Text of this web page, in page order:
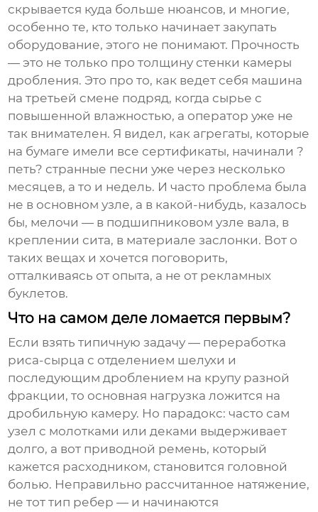
скрывается куда больше нюансов, и многие,
особенно те, кто только начинает закупать
оборудование, этого не понимают. Прочность
— это не только про толщину стенки камеры
дробления. Это про то, как ведет себя машина
на третьей смене подряд, когда сырье с
повышенной влажностью, а оператор уже не
так внимателен. Я видел, как агрегаты, которые
на бумаге имели все сертификаты, начинали ?
петь? странные песни уже через несколько
месяцев, а то и недель. И часто проблема была
не в основном узле, а в какой-нибудь, казалось
бы, мелочи — в подшипниковом узле вала, в
креплении сита, в материале заслонки. Вот о
таких вещах и хочется поговорить,
отталкиваясь от опыта, а не от рекламных
буклетов.
Что на самом деле ломается первым?
Если взять типичную задачу — переработка
риса-сырца с отделением шелухи и
последующим дроблением на крупу разной
фракции, то основная нагрузка ложится на
дробильную камеру. Но парадокс: часто сам
узел с молотками или деками выдерживает
долго, а вот приводной ремень, который
кажется расходником, становится головной
болью. Неправильно рассчитанное натяжение,
не тот тип ребер — и начинаются